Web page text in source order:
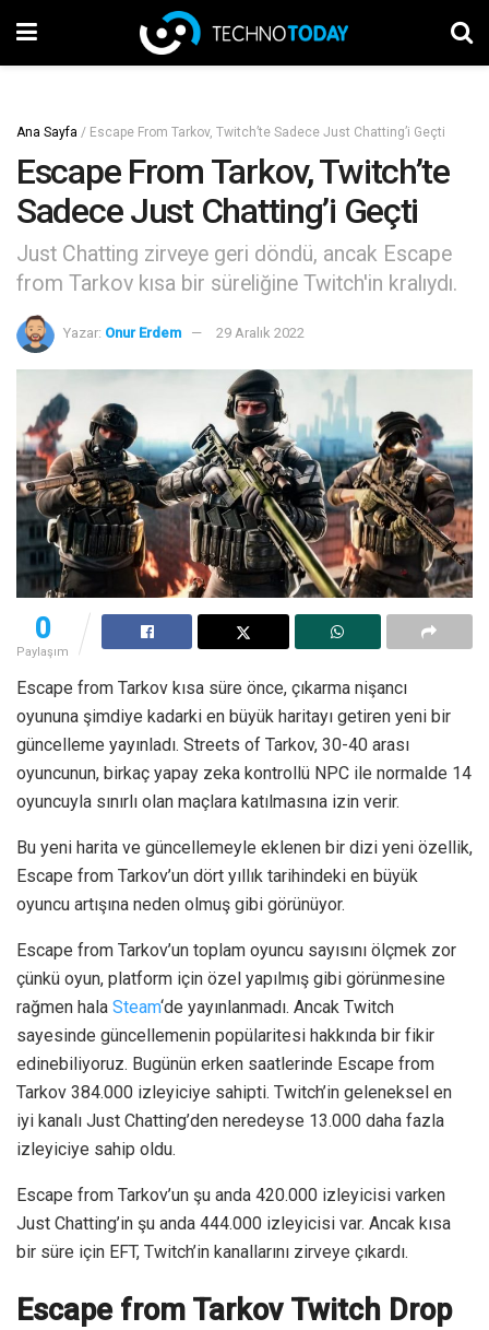
Ana Sayfa / Escape From Tarkov, Twitch’te Sadece Just Chatting’i Geçti
Escape From Tarkov, Twitch’te
Sadece Just Chatting’i Geçti
Just Chatting zirveye geri döndü, ancak Escape
from Tarkov kısa bir süreliğine Twitch'in kralıydı.
Yazar: Onur Erdem 29 Aralık 2022
0
Paylaşım
Escape from Tarkov kısa süre önce, çıkarma nişancı
oyununa şimdiye kadarki en büyük haritayı getiren yeni bir
güncelleme yayınladı. Streets of Tarkov, 30-40 arası
oyuncunun, birkaç yapay zeka kontrollü NPC ile normalde 14
oyuncuyla sınırlı olan maçlara katılmasına izin verir.
Bu yeni harita ve güncellemeyle eklenen bir dizi yeni özellik,
Escape from Tarkov’un dört yıllık tarihindeki en büyük
oyuncu artışına neden olmuş gibi görünüyor.
Escape from Tarkov’un toplam oyuncu sayısını ölçmek zor
çünkü oyun, platform için özel yapılmış gibi görünmesine
rağmen hala Steam‘de yayınlanmadı. Ancak Twitch
sayesinde güncellemenin popülaritesi hakkında bir fikir
edinebiliyoruz. Bugünün erken saatlerinde Escape from
Tarkov 384.000 izleyiciye sahipti. Twitch’in geleneksel en
iyi kanalı Just Chatting’den neredeyse 13.000 daha fazla
izleyiciye sahip oldu.
Escape from Tarkov’un şu anda 420.000 izleyicisi varken
Just Chatting’in şu anda 444.000 izleyicisi var. Ancak kısa
bir süre için EFT, Twitch’in kanallarını zirveye çıkardı.
Escape from Tarkov Twitch Drop